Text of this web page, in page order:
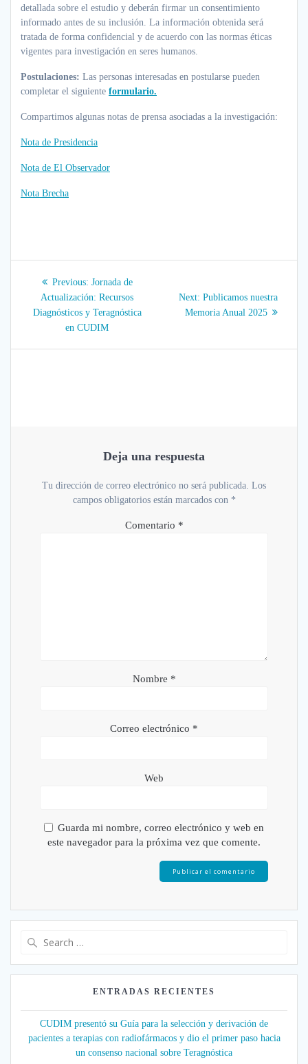
detallada sobre el estudio y deberán firmar un consentimiento
informado antes de su inclusión. La información obtenida será
tratada de forma confidencial y de acuerdo con las normas éticas
vigentes para investigación en seres humanos.
Postulaciones: Las personas interesadas en postularse pueden
completar el siguiente formulario.
Compartimos algunas notas de prensa asociadas a la investigación:
Nota de Presidencia
Nota de El Observador
Nota Brecha
Navegación
entradas
Previous: Previous
post:
Jornada de
Actualización: Recursos
Diagnósticos y Teragnóstica
en CUDIM
Next: Next
post:
Publicamos nuestra
Memoria Anual 2025
Deja una respuesta
Tu dirección de correo electrónico no será publicada. Los
campos obligatorios están marcados con *
Comentario *
Nombre *
Correo electrónico *
Web
Guarda mi nombre, correo electrónico y web en
este navegador para la próxima vez que comente.
ENTRADAS RECIENTES
CUDIM presentó su Guía para la selección y derivación de
pacientes a terapias con radiofármacos y dio el primer paso hacia
un consenso nacional sobre Teragnóstica